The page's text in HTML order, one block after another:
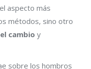
aspecto más
métodos, sino otro
cambio y
sobre los hombros